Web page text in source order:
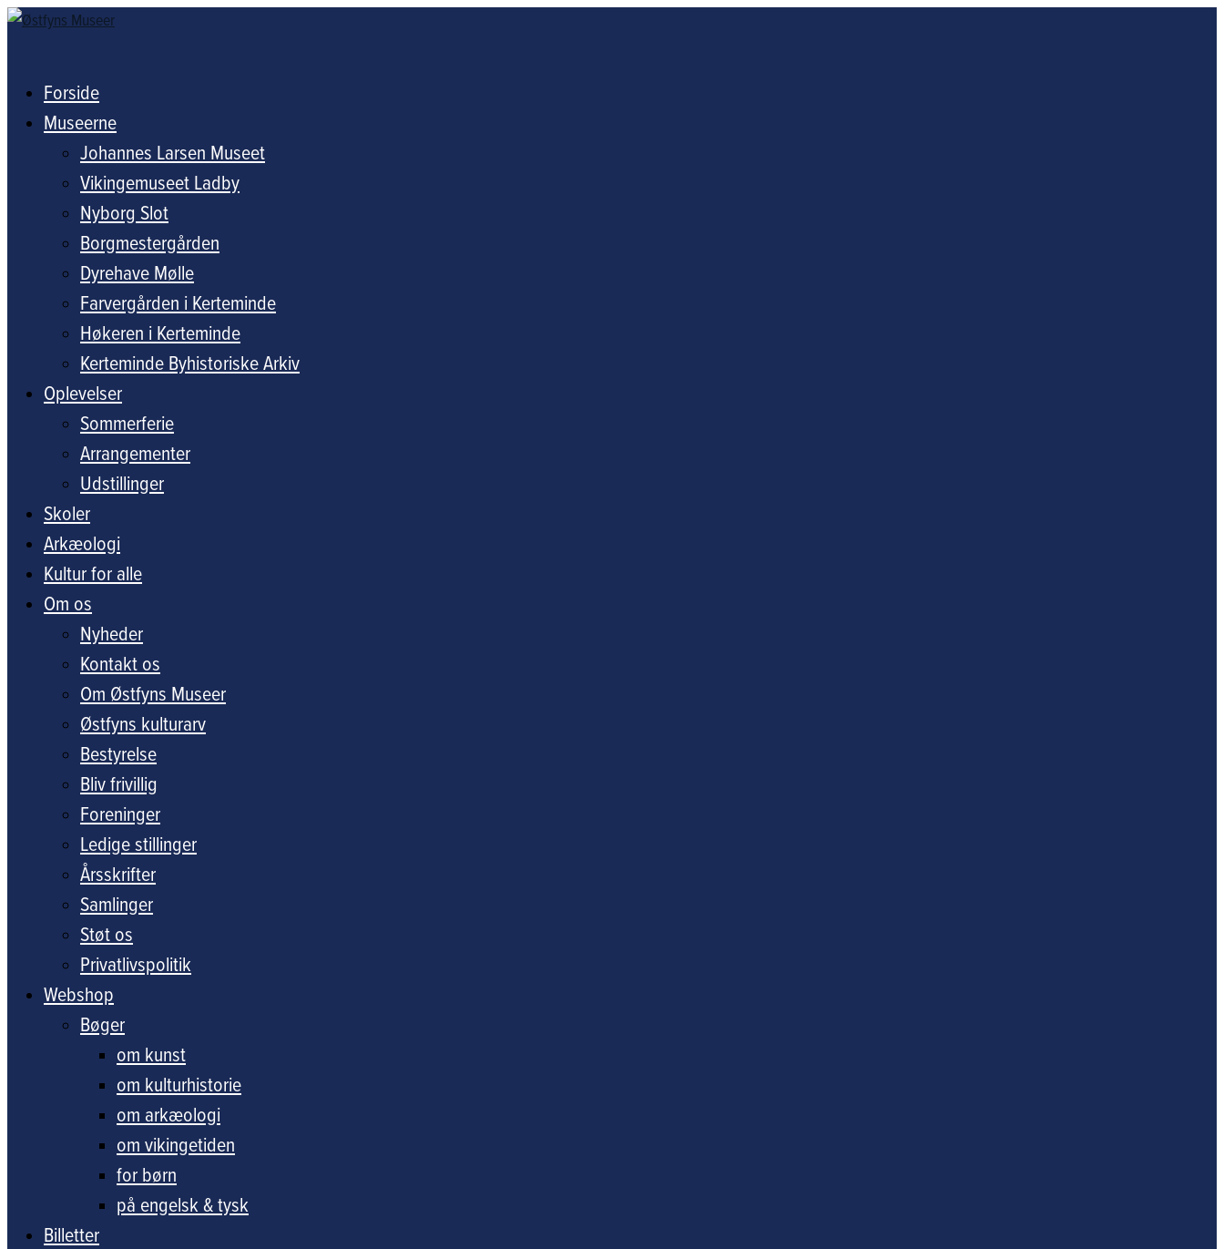
Forside
Museerne
Johannes Larsen Museet
Vikingemuseet Ladby
Nyborg Slot
Borgmestergården
Dyrehave Mølle
Farvergården i Kerteminde
Høkeren i Kerteminde
Kerteminde Byhistoriske Arkiv
Oplevelser
Sommerferie
Arrangementer
Udstillinger
Skoler
Arkæologi
Kultur for alle
Om os
Nyheder
Kontakt os
Om Østfyns Museer
Østfyns kulturarv
Bestyrelse
Bliv frivillig
Foreninger
Ledige stillinger
Årsskrifter
Samlinger
Støt os
Privatlivspolitik
Webshop
Bøger
om kunst
om kulturhistorie
om arkæologi
om vikingetiden
for børn
på engelsk & tysk
Billetter